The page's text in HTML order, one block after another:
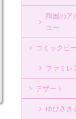
殉国のア
ユ〜
コミックビ
ファミレ
デザート
ゆびさき